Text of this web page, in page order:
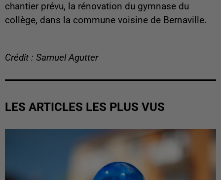
chantier prévu, la rénovation du gymnase du
collège, dans la commune voisine de Bernaville.
Crédit : Samuel Agutter
LES ARTICLES LES PLUS VUS